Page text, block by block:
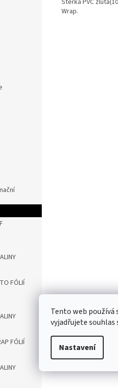
Tento web
vyjadřujete souhlas
Nastavení
FÓLIÍ
FÓLIÍ
Stěrka PVC
Wrap.